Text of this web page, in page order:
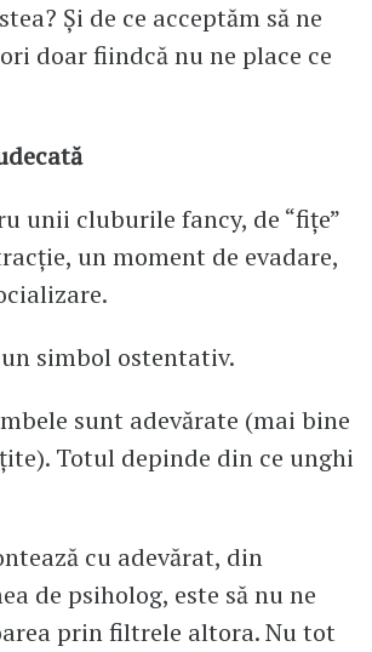
Și de ce acceptăm să ne
doar fiindcă nu ne place ce
unii cluburile fancy, de “fițe”
un moment de evadare,
simbol ostentativ.
sunt adevărate (mai bine
Totul depinde din ce unghi
cu adevărat, din
de psiholog, este să nu ne
prin filtrele altora. Nu tot